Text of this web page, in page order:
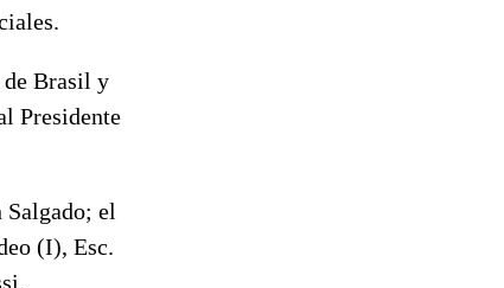
de Brasil y
Presidente
Salgado; el
(I), Esc.